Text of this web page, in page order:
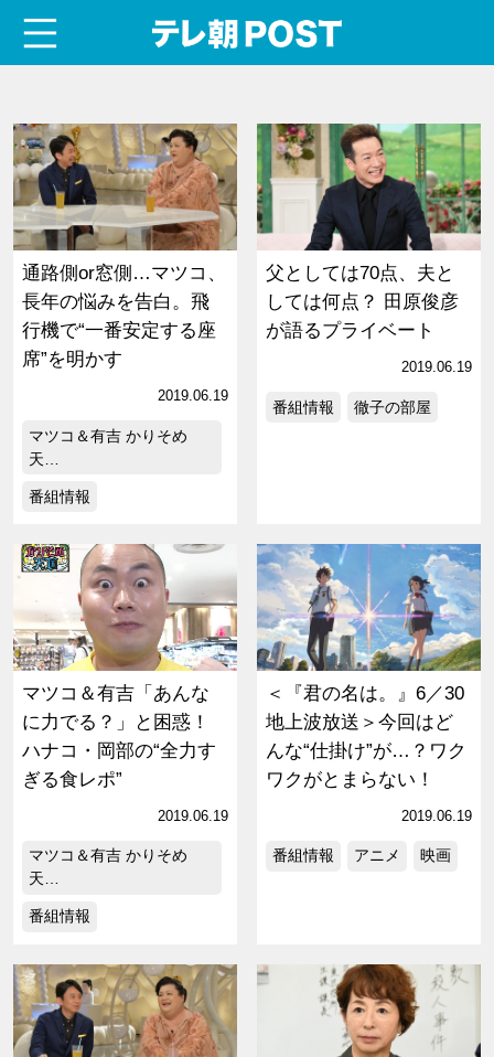
通路側or窓側…マツコ、
長年の悩みを告白。飛
行機で“一番安定する座
席”を明かす
2019.06.19
マツコ＆有吉 かりそめ
天…
番組情報
父としては70点、夫と
しては何点？ 田原俊彦
が語るプライベート
2019.06.19
番組情報 徹子の部屋
マツコ＆有吉「あんな
に力でる？」と困惑！
ハナコ・岡部の“全力す
ぎる食レポ”
2019.06.19
マツコ＆有吉 かりそめ
天…
番組情報
＜『君の名は。』6／30
地上波放送＞今回はど
んな“仕掛け”が…？ワク
ワクがとまらない！
2019.06.19
番組情報 アニメ 映画